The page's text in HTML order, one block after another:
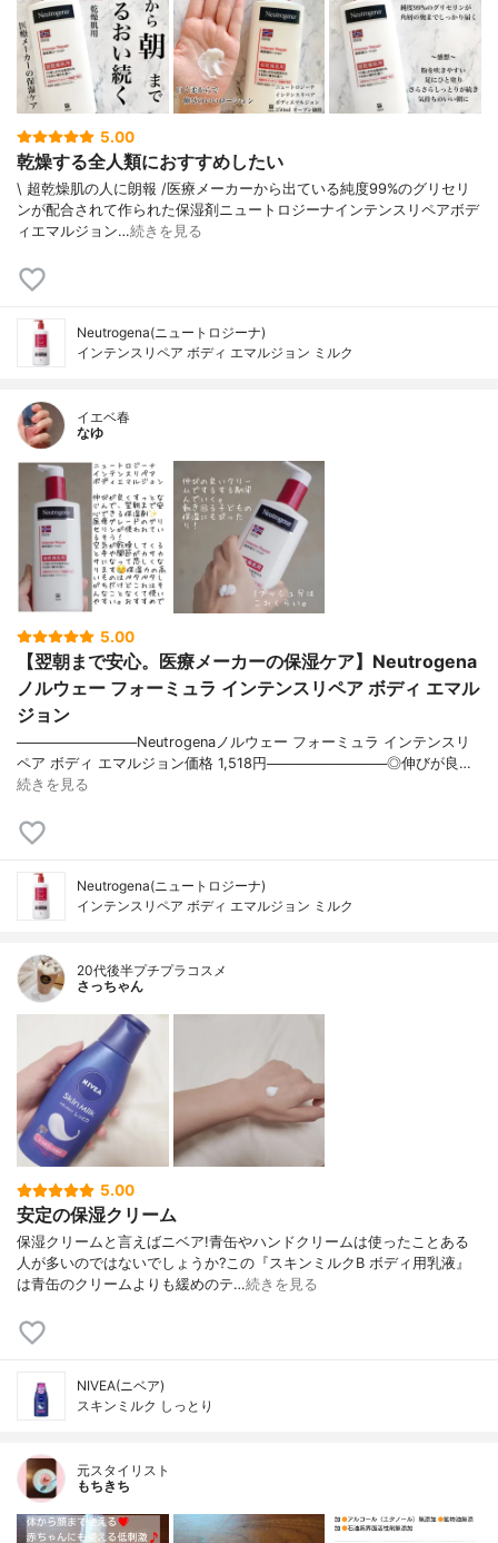
5.00
乾燥する全人類におすすめしたい
\ 超乾燥肌の人に朗報 /⁡⁡医療メーカーから出ている純度99%のグリセリ
ンが配合されて作られた保湿剤⁡⁡⁡ニュートロジーナインテンスリペアボデ
ィエマルジョン⁡…続きを見る
Neutrogena(ニュートロジーナ)
インテンスリペア ボディ エマルジョン ミルク
イエベ春
なゆ
5.00
【翌朝まで安心。医療メーカーの保湿ケア】Neutrogena
ノルウェー フォーミュラ インテンスリペア ボディ エマル
ジョン
────────────Neutrogenaノルウェー フォーミュラ インテンスリ
ペア ボディ エマルジョン価格 1,518円────────────◎伸びが良…
続きを見る
Neutrogena(ニュートロジーナ)
インテンスリペア ボディ エマルジョン ミルク
20代後半プチプラコスメ
さっちゃん
5.00
安定の保湿クリーム
保湿クリームと言えばニベア!青缶やハンドクリームは使ったことある
人が多いのではないでしょうか?この『スキンミルクB ボディ用乳液』
は青缶のクリームよりも緩めのテ…続きを見る
NIVEA(ニベア)
スキンミルク しっとり
元スタイリスト
もちきち